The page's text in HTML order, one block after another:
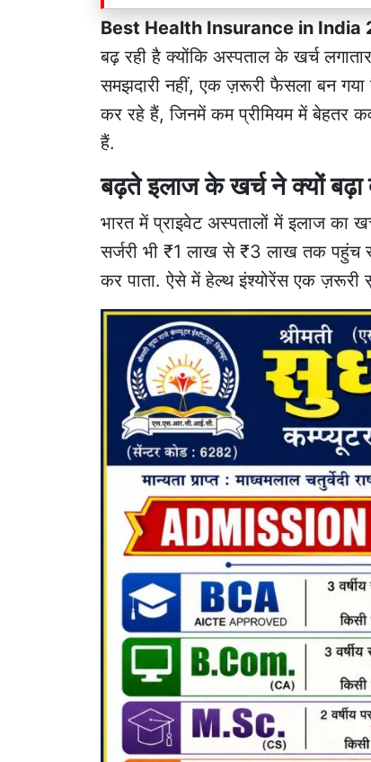
Best Health Insurance in India
बढ़ रही है क्योंकि अस्पताल के खर्च
समझदारी नहीं, एक ज़रूरी फैसला बन
कर रहे हैं, जिनमें कम प्रीमियम में
हैं.
बढ़ते इलाज के खर्च ने क्यों बढ़ा
भारत में प्राइवेट अस्पतालों में इलाज का
सर्जरी भी ₹1 लाख से ₹3 लाख तक पहुंच
कर पाता. ऐसे में हेल्थ इंश्योरेंस एक ज़रूरी